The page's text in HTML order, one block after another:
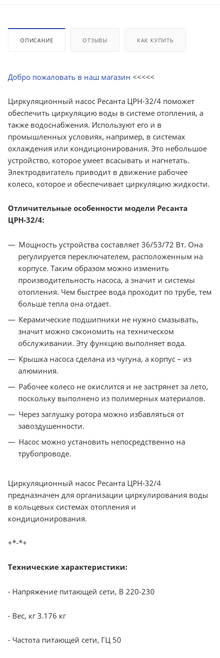
ОПИСАНИЕ ОТЗЫВЫ КАК КУПИТЬ
Добро пожаловать в наш магазин <<<<<
Циркуляционный насос Ресанта ЦРН-32/4 поможет
обеспечить циркуляцию воды в системе отопления, а
также водоснабжения. Используют его и в
промышленных условиях, например, в системах
охлаждения или кондиционирования. Это небольшое
устройство, которое умеет всасывать и нагнетать.
Электродвигатель приводит в движение рабочее
колесо, которое и обеспечивает циркуляцию жидкости.
Отличительные особенности модели Ресанта
ЦРН-32/4:
Мощность устройства составляет 36/53/72 Вт. Она
регулируется переключателем, расположенным на
корпусе. Таким образом можно изменить
производительность насоса, а значит и системы
отопления. Чем быстрее вода проходит по трубе, тем
больше тепла она отдает.
Керамические подшипники не нужно смазывать,
значит можно сэкономить на техническом
обслуживании. Эту функцию выполняет вода.
Крышка насоса сделана из чугуна, а корпус – из
алюминия.
Рабочее колесо не окислится и не застрянет за лето,
поскольку выполнено из полимерных материалов.
Через заглушку ротора можно избавляться от
завоздушенности.
Насос можно установить непосредственно на
трубопроводе.
Циркуляционный насос Ресанта ЦРН-32/4
предназначен для организации циркулирования воды
в кольцевых системах отопления и
кондиционирования.
+*-*+
Технические характеристики:
- Напряжение питающей сети, В 220-230
- Вес, кг 3.176 кг
- Частота питающей сети, ГЦ 50